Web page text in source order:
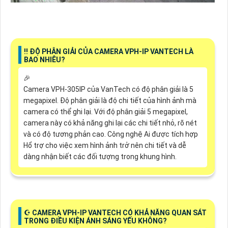
‼️ ĐỘ PHÂN GIẢI CỦA CAMERA VPH-IP VANTECH LÀ
BAO NHIÊU?
️🎉
Camera VPH-305IP của VanTech có độ phân giải là 5
megapixel. Độ phân giải là độ chi tiết của hình ảnh mà
camera có thể ghi lại. Với độ phân giải 5 megapixel,
camera này có khả năng ghi lại các chi tiết nhỏ, rõ nét
và có độ tương phản cao. Công nghệ Ai được tích hợp
Hổ trợ cho việc xem hình ảnh trở nên chi tiết và dễ
dàng nhận biết các đối tượng trong khung hình.
☪ CAMERA VPH-IP VANTECH CÓ KHẢ NĂNG QUAN SÁT
TRONG ĐIỀU KIỆN ÁNH SÁNG YẾU KHÔNG?